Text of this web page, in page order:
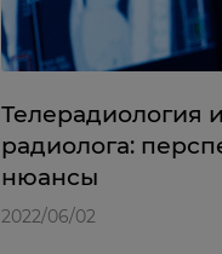
Телерадиология
радиолога:
нюансы
2022/06/02